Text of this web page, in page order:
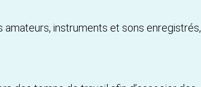
instruments et sons enregistrés,